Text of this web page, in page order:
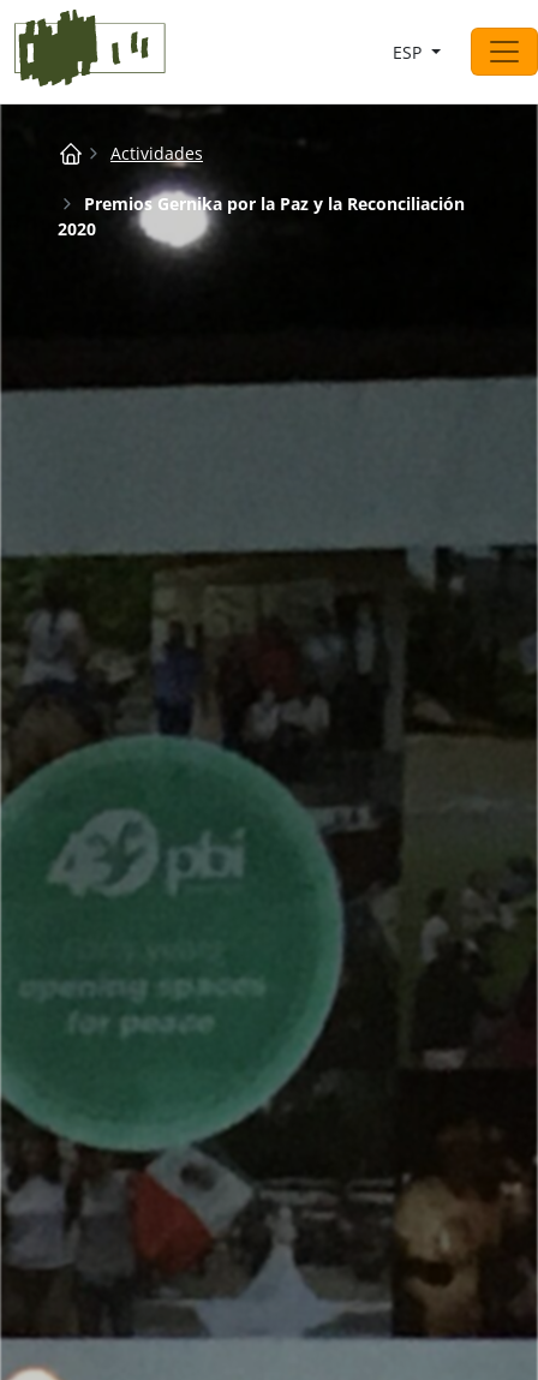
Saltar al contingut
Navegación principal
ESP
Breadcrumb
Actividades
Premios Gernika por la Paz y la Reconciliación
2020